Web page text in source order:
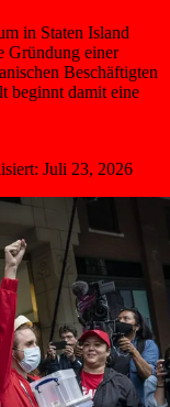
in Staten Island
Gründung einer
Beschäftigten
beginnt damit eine
Juli 23, 2026